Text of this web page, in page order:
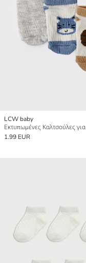
LCW baby
1.99 EUR